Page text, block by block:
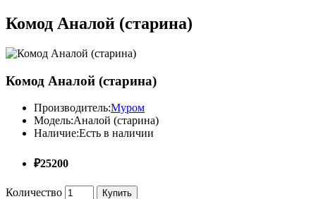
Комод Аналой (старина)
Комод Аналой (старина)
Производитель:Муром
Модель:Аналой (старина)
Наличие:Есть в наличии
₽25200
Количество Купить